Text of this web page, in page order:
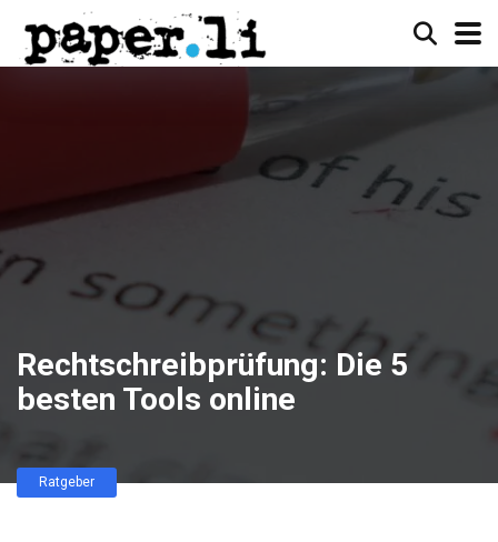
Rechtschreibprüfung: Die 5
besten Tools online
Ratgeber